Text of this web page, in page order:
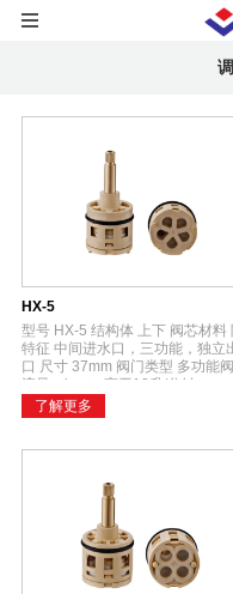
HX-5
型号 HX-5 结构体 上下 阀芯材料
特征 中间进水口，三功能，独立
口 尺寸 37mm 阀门类型 多功能
流量（bar） 高于18升/分钟
了解更多